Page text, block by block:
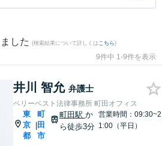
した (検索結果について詳しくは こちら)
9件中 1-9件を表示
井川 智允 弁護士
ベリーベスト法律事務所 町田オフィス
東
京
都
|
町
田
市
町田駅 か
ら徒歩3分
営業時間：09:30~2
1:00（平日）